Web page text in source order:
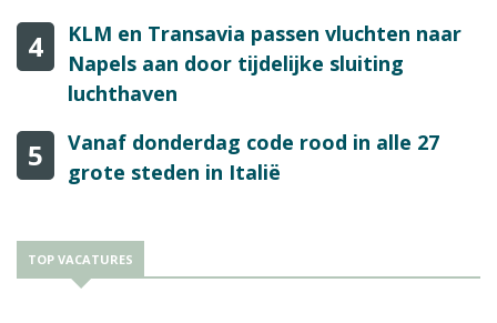
4
KLM en Transavia passen vluchten naar
Napels aan door tijdelijke sluiting
luchthaven
5
Vanaf donderdag code rood in alle 27
grote steden in Italië
TOP VACATURES